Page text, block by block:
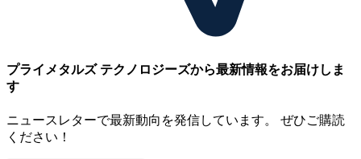
プライメタルズ テクノロジーズから最新情報をお届けしま
す
ニュースレターで最新動向を発信しています。 ぜひご購読
ください！